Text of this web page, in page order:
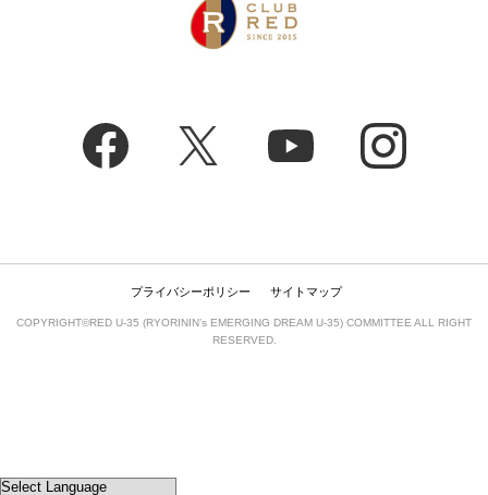
プライバシーポリシー サイトマップ
COPYRIGHT©RED U-35 (RYORININ’s EMERGING DREAM U-35) COMMITTEE ALL RIGHT
RESERVED.